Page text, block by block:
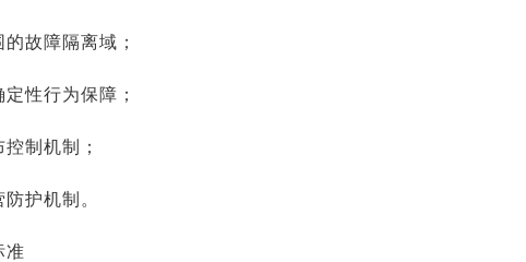
故障隔离域；
性行为保障；
制机制；
护机制。
准